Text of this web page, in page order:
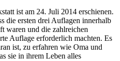
ist am 24. Juli 2014 erschienen.
die ersten drei Auflagen innerhalb
waren und die zahlreichen
Auflage erforderlich machten. Es
ist, zu erfahren wie Oma und
sie in ihrem Leben alles